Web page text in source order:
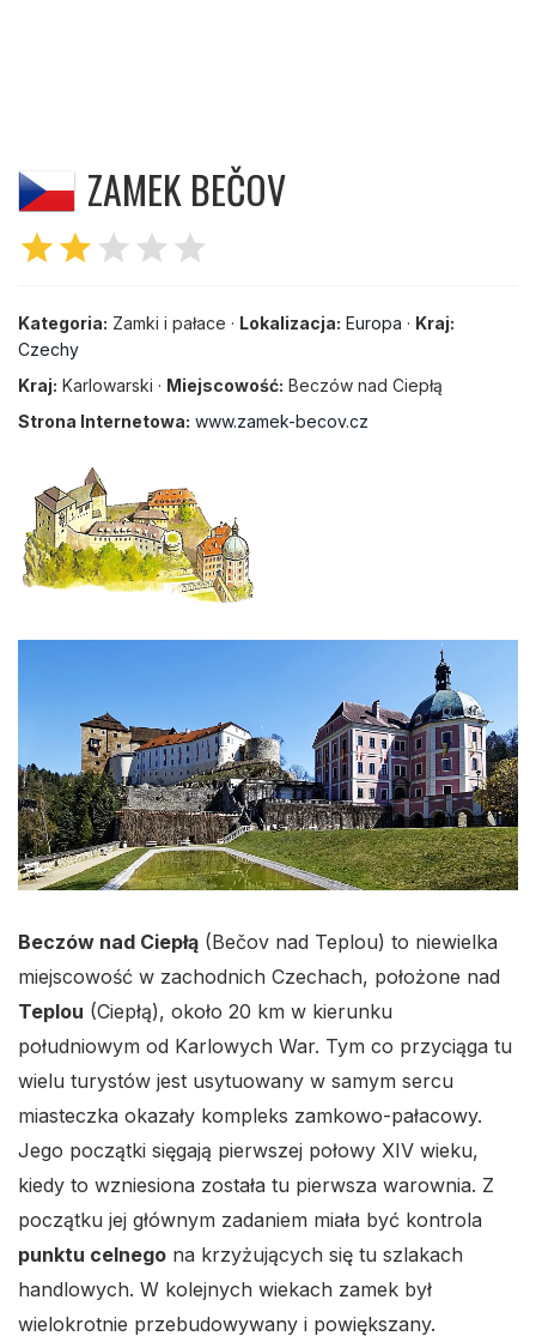
ZAMEK BEČOV
starstar star star star
Kategoria: Zamki i pałace · Lokalizacja: Europa · Kraj:
Czechy
Kraj: Karlowarski · Miejscowość: Beczów nad Ciepłą
Strona Internetowa: www.zamek-becov.cz
Beczów nad Ciepłą (Bečov nad Teplou) to niewielka
miejscowość w zachodnich Czechach, położone nad
Teplou (Ciepłą), około 20 km w kierunku
południowym od Karlowych War. Tym co przyciąga tu
wielu turystów jest usytuowany w samym sercu
miasteczka okazały kompleks zamkowo-pałacowy.
Jego początki sięgają pierwszej połowy XIV wieku,
kiedy to wzniesiona została tu pierwsza warownia. Z
początku jej głównym zadaniem miała być kontrola
punktu celnego na krzyżujących się tu szlakach
handlowych. W kolejnych wiekach zamek był
wielokrotnie przebudowywany i powiększany.